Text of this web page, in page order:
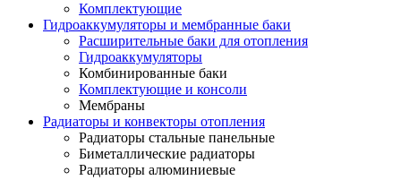
Комплектующие
Гидроаккумуляторы и мембранные баки
Расширительные баки для отопления
Гидроаккумуляторы
Комбинированные баки
Комплектующие и консоли
Мембраны
Радиаторы и конвекторы отопления
Радиаторы стальные панельные
Биметаллические радиаторы
Радиаторы алюминиевые